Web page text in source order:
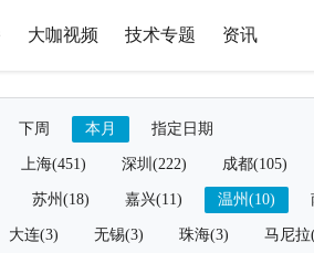
大咖视频 技术专题 资讯
下周 本月 指定日期
上海(451) 深圳(222) 成都(105)
苏州(18) 嘉兴(11) 温州(10)
大连(3) 无锡(3) 珠海(3) 马尼拉